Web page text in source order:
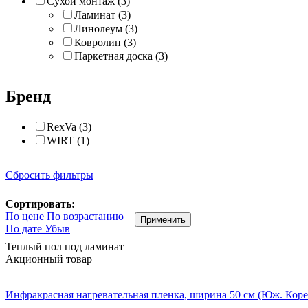
Ламинат (3)
Линолеум (3)
Ковролин (3)
Паркетная доска (3)
Бренд
RexVa (3)
WIRT (1)
Сбросить фильтры
Сортировать:
По цене По возрастанию
По дате Убыв
Применить
Теплый пол под ламинат
Акционный товар
Инфракрасная нагревательная пленка, ширина 50 см (Юж.